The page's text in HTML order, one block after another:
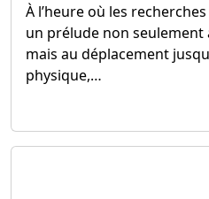
À l’heure où les
un prélude non seulement
mais au déplacement
physique,…